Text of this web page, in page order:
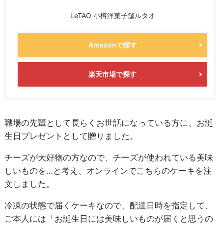
LeTAO 小樽洋菓子舗ルタオ
Amazonで探す
楽天市場で探す
職場の先輩として長らくお世話になっている方に、お誕
生日プレゼントとして贈りました。
チーズが大好物の方なので、チーズが使われている美味
しいものを…と考え、オンラインでこちらのケーキを注
文しました。
冷凍の状態で届くケーキなので、配達日時を指定して、
ご本人には「お誕生日には美味しいものが届くと思うの